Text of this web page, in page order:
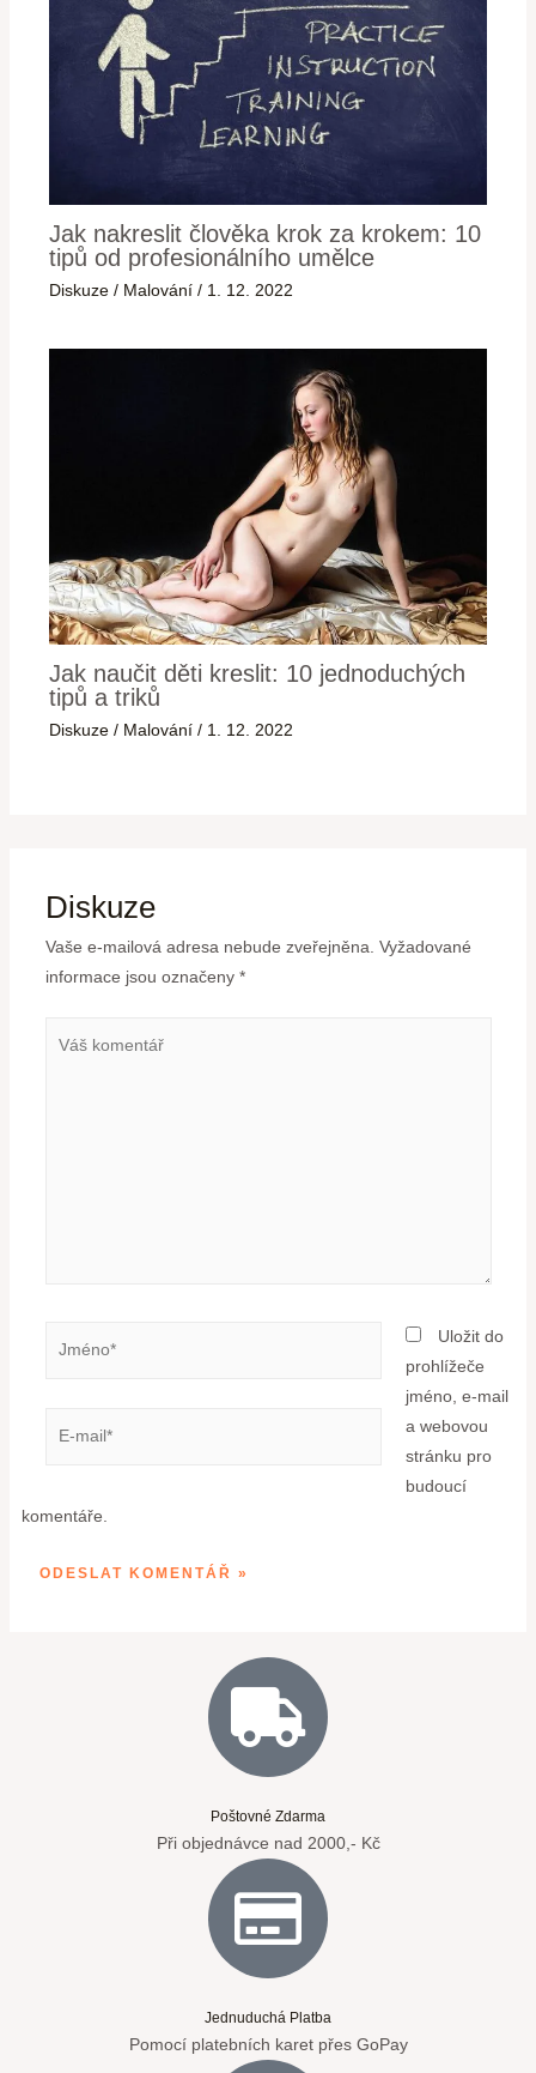
Jak nakreslit člověka krok za krokem: 10
tipů od profesionálního umělce
Diskuze / Malování / 1. 12. 2022
Jak naučit děti kreslit: 10 jednoduchých
tipů a triků
Diskuze / Malování / 1. 12. 2022
Diskuze
Vaše e-mailová adresa nebude zveřejněna. Vyžadované
informace jsou označeny *
Uložit do
prohlížeče
jméno, e-mail
a webovou
stránku pro
budoucí
komentáře.
Poštovné Zdarma
Při objednávce nad 2000,- Kč
Jednuduchá Platba
Pomocí platebních karet přes GoPay